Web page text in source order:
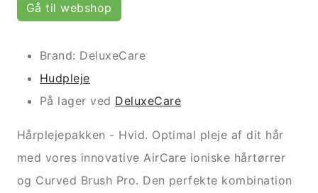
Gå til webshop
Brand: DeluxeCare
Hudpleje
På lager ved DeluxeCare
Hårplejepakken - Hvid. Optimal pleje af dit hår
med vores innovative AirCare ioniske hårtørrer
og Curved Brush Pro. Den perfekte kombination